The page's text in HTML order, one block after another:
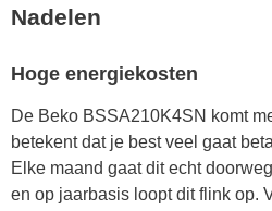
Nadelen
Hoge energiekosten
De Beko BSSA210K4SN komt
betekent dat je best veel gaat
Elke maand gaat dit echt
en op jaarbasis loopt dit flink op.